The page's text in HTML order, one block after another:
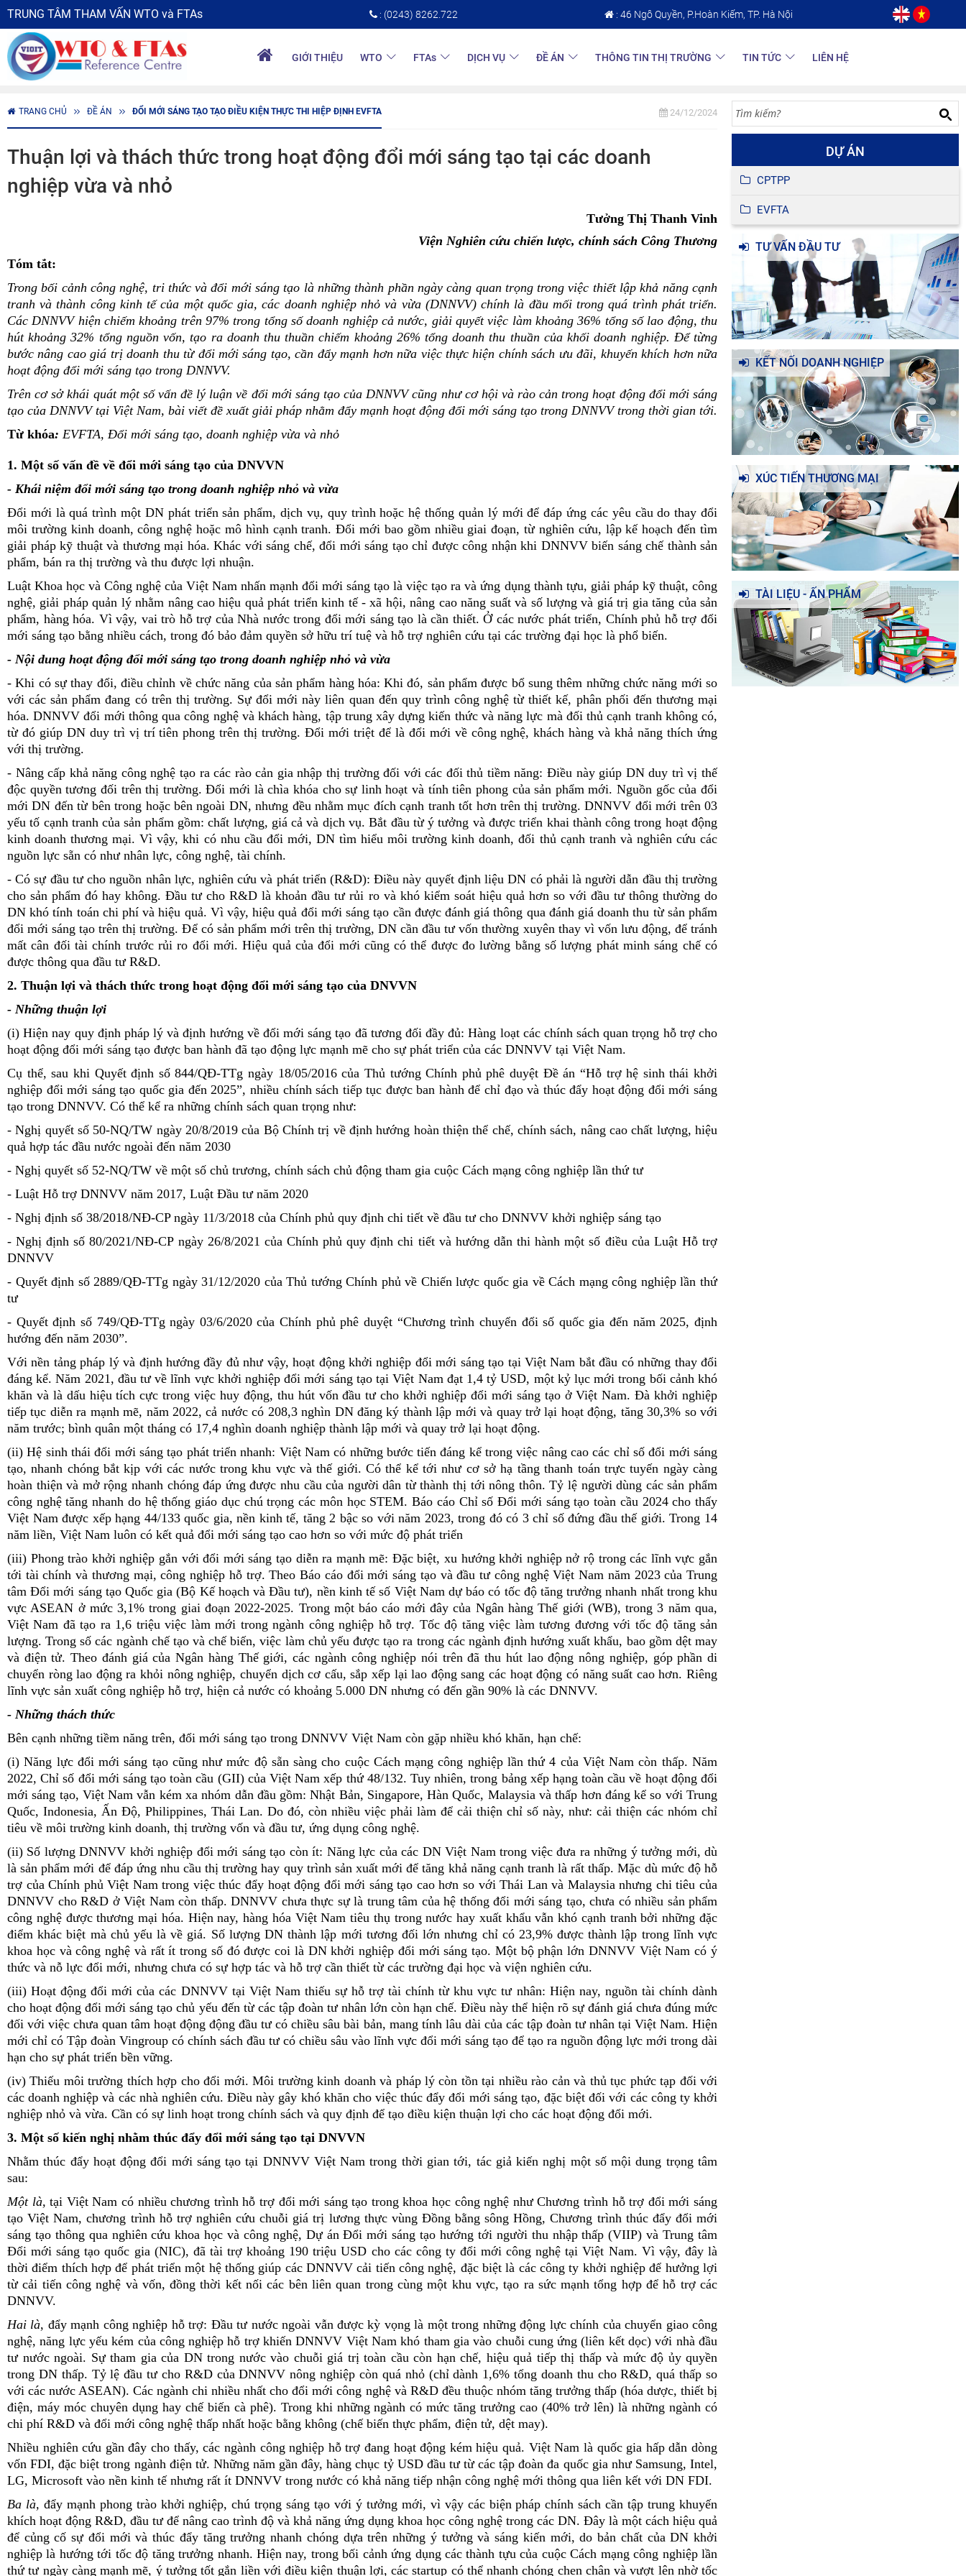
TRUNG TÂM THAM VẤN WTO và FTAs : (0243) 8262.722 : 46 Ngô Quyền, P.Hoàn Kiếm, TP. Hà Nội
GIỚI THIỆU WTO FTAs DỊCH VỤ ĐỀ ÁN THÔNG TIN THỊ TRƯỜNG TIN TỨC LIÊN HỆ
TRANG CHỦ ĐỀ ÁN ĐỔI MỚI SÁNG TẠO TẠO ĐIỀU KIỆN THỰC THI HIỆP ĐỊNH EVFTA 24/12/2024
Thuận lợi và thách thức trong hoạt động đổi mới sáng tạo tại các doanh
nghiệp vừa và nhỏ
Tưởng Thị Thanh Vinh
Viện Nghiên cứu chiến lược, chính sách Công Thương
Tóm tắt:
Trong bối cảnh công nghệ, tri thức và đổi mới sáng tạo là những thành phần ngày càng quan trọng trong việc thiết lập khả năng cạnh
tranh và thành công kinh tế của một quốc gia, các doanh nghiệp nhỏ và vừa (DNNVV) chính là đầu mối trong quá trình phát triển.
Các DNNVV hiện chiếm khoảng trên 97% trong tổng số doanh nghiệp cả nước, giải quyết việc làm khoảng 36% tổng số lao động, thu
hút khoảng 32% tổng nguồn vốn, tạo ra doanh thu thuần chiếm khoảng 26% tổng doanh thu thuần của khối doanh nghiệp. Để từng
bước nâng cao giá trị doanh thu từ đổi mới sáng tạo, cần đẩy mạnh hơn nữa việc thực hiện chính sách ưu đãi, khuyến khích hơn nữa
hoạt động đổi mới sáng tạo trong DNNVV.
Trên cơ sở khái quát một số vấn đề lý luận về đổi mới sáng tạo của DNNVV cũng như cơ hội và rào cản trong hoạt động đổi mới sáng
tạo của DNNVV tại Việt Nam, bài viết đề xuất giải pháp nhằm đẩy mạnh hoạt động đổi mới sáng tạo trong DNNVV trong thời gian tới.
Từ khóa: EVFTA, Đổi mới sáng tạo, doanh nghiệp vừa và nhỏ
1. Một số vấn đề về đổi mới sáng tạo của DNVVN
- Khái niệm đổi mới sáng tạo trong doanh nghiệp nhỏ và vừa
Đổi mới là quá trình một DN phát triển sản phẩm, dịch vụ, quy trình hoặc hệ thống quản lý mới để đáp ứng các yêu cầu do thay đổi
môi trường kinh doanh, công nghệ hoặc mô hình cạnh tranh. Đổi mới bao gồm nhiều giai đoạn, từ nghiên cứu, lập kế hoạch đến tìm
giải pháp kỹ thuật và thương mại hóa. Khác với sáng chế, đổi mới sáng tạo chỉ được công nhận khi DNNVV biến sáng chế thành sản
phẩm, bán ra thị trường và thu được lợi nhuận.
Luật Khoa học và Công nghệ của Việt Nam nhấn mạnh đổi mới sáng tạo là việc tạo ra và ứng dụng thành tựu, giải pháp kỹ thuật, công
nghệ, giải pháp quản lý nhằm nâng cao hiệu quả phát triển kinh tế - xã hội, nâng cao năng suất và số lượng và giá trị gia tăng của sản
phẩm, hàng hóa. Vì vậy, vai trò hỗ trợ của Nhà nước trong đổi mới sáng tạo là cần thiết. Ở các nước phát triển, Chính phủ hỗ trợ đổi
mới sáng tạo bằng nhiều cách, trong đó bảo đảm quyền sở hữu trí tuệ và hỗ trợ nghiên cứu tại các trường đại học là phổ biến.
- Nội dung hoạt động đổi mới sáng tạo trong doanh nghiệp nhỏ và vừa
- Khi có sự thay đổi, điều chỉnh về chức năng của sản phẩm hàng hóa: Khi đó, sản phẩm được bổ sung thêm những chức năng mới so
với các sản phẩm đang có trên thị trường. Sự đổi mới này liên quan đến quy trình công nghệ từ thiết kế, phân phối đến thương mại
hóa. DNNVV đổi mới thông qua công nghệ và khách hàng, tập trung xây dựng kiến thức và năng lực mà đối thủ cạnh tranh không có,
từ đó giúp DN duy trì vị trí tiên phong trên thị trường. Đổi mới triệt để là đổi mới về công nghệ, khách hàng và khả năng thích ứng
với thị trường.
- Nâng cấp khả năng công nghệ tạo ra các rào cản gia nhập thị trường đối với các đối thủ tiềm năng: Điều này giúp DN duy trì vị thế
độc quyền tương đối trên thị trường. Đổi mới là chìa khóa cho sự linh hoạt và tính tiên phong của sản phẩm mới. Nguồn gốc của đổi
mới DN đến từ bên trong hoặc bên ngoài DN, nhưng đều nhằm mục đích cạnh tranh tốt hơn trên thị trường. DNNVV đổi mới trên 03
yếu tố cạnh tranh của sản phẩm gồm: chất lượng, giá cả và dịch vụ. Bắt đầu từ ý tưởng và được triển khai thành công trong hoạt động
kinh doanh thương mại. Vì vậy, khi có nhu cầu đổi mới, DN tìm hiểu môi trường kinh doanh, đối thủ cạnh tranh và nghiên cứu các
nguồn lực sẵn có như nhân lực, công nghệ, tài chính.
- Có sự đầu tư cho nguồn nhân lực, nghiên cứu và phát triển (R&D): Điều này quyết định liệu DN có phải là người dẫn đầu thị trường
cho sản phẩm đó hay không. Đầu tư cho R&D là khoản đầu tư rủi ro và khó kiểm soát hiệu quả hơn so với đầu tư thông thường do
DN khó tính toán chi phí và hiệu quả. Vì vậy, hiệu quả đổi mới sáng tạo cần được đánh giá thông qua đánh giá doanh thu từ sản phẩm
đổi mới sáng tạo trên thị trường. Để có sản phẩm mới trên thị trường, DN cần đầu tư vốn thường xuyên thay vì vốn lưu động, để tránh
mất cân đối tài chính trước rủi ro đổi mới. Hiệu quả của đổi mới cũng có thể được đo lường bằng số lượng phát minh sáng chế có
được thông qua đầu tư R&D.
2. Thuận lợi và thách thức trong hoạt động đổi mới sáng tạo của DNVVN
- Những thuận lợi
(i) Hiện nay quy định pháp lý và định hướng về đổi mới sáng tạo đã tương đối đầy đủ: Hàng loạt các chính sách quan trọng hỗ trợ cho
hoạt động đổi mới sáng tạo được ban hành đã tạo động lực mạnh mẽ cho sự phát triển của các DNNVV tại Việt Nam.
Cụ thể, sau khi Quyết định số 844/QĐ-TTg ngày 18/05/2016 của Thủ tướng Chính phủ phê duyệt Đề án “Hỗ trợ hệ sinh thái khởi
nghiệp đổi mới sáng tạo quốc gia đến 2025”, nhiều chính sách tiếp tục được ban hành để chỉ đạo và thúc đẩy hoạt động đổi mới sáng
tạo trong DNNVV. Có thể kể ra những chính sách quan trọng như:
- Nghị quyết số 50-NQ/TW ngày 20/8/2019 của Bộ Chính trị về định hướng hoàn thiện thể chế, chính sách, nâng cao chất lượng, hiệu
quả hợp tác đầu nước ngoài đến năm 2030
- Nghị quyết số 52-NQ/TW về một số chủ trương, chính sách chủ động tham gia cuộc Cách mạng công nghiệp lần thứ tư
- Luật Hỗ trợ DNNVV năm 2017, Luật Đầu tư năm 2020
- Nghị định số 38/2018/NĐ-CP ngày 11/3/2018 của Chính phủ quy định chi tiết về đầu tư cho DNNVV khởi nghiệp sáng tạo
- Nghị định số 80/2021/NĐ-CP ngày 26/8/2021 của Chính phủ quy định chi tiết và hướng dẫn thi hành một số điều của Luật Hỗ trợ
DNNVV
- Quyết định số 2889/QĐ-TTg ngày 31/12/2020 của Thủ tướng Chính phủ về Chiến lược quốc gia về Cách mạng công nghiệp lần thứ
tư
- Quyết định số 749/QĐ-TTg ngày 03/6/2020 của Chính phủ phê duyệt “Chương trình chuyển đổi số quốc gia đến năm 2025, định
hướng đến năm 2030”.
Với nền tảng pháp lý và định hướng đầy đủ như vậy, hoạt động khởi nghiệp đổi mới sáng tạo tại Việt Nam bắt đầu có những thay đổi
đáng kể. Năm 2021, đầu tư về lĩnh vực khởi nghiệp đổi mới sáng tạo tại Việt Nam đạt 1,4 tỷ USD, một kỷ lục mới trong bối cảnh khó
khăn và là dấu hiệu tích cực trong việc huy động, thu hút vốn đầu tư cho khởi nghiệp đổi mới sáng tạo ở Việt Nam. Đà khởi nghiệp
tiếp tục diễn ra mạnh mẽ, năm 2022, cả nước có 208,3 nghìn DN đăng ký thành lập mới và quay trở lại hoạt động, tăng 30,3% so với
năm trước; bình quân một tháng có 17,4 nghìn doanh nghiệp thành lập mới và quay trở lại hoạt động.
(ii) Hệ sinh thái đổi mới sáng tạo phát triển nhanh: Việt Nam có những bước tiến đáng kể trong việc nâng cao các chỉ số đổi mới sáng
tạo, nhanh chóng bắt kịp với các nước trong khu vực và thế giới. Có thể kể tới như cơ sở hạ tầng thanh toán trực tuyến ngày càng
hoàn thiện và mở rộng nhanh chóng đáp ứng được nhu cầu của người dân từ thành thị tới nông thôn. Tỷ lệ người dùng các sản phẩm
công nghệ tăng nhanh do hệ thống giáo dục chú trọng các môn học STEM. Báo cáo Chỉ số Đổi mới sáng tạo toàn cầu 2024 cho thấy
Việt Nam được xếp hạng 44/133 quốc gia, nền kinh tế, tăng 2 bậc so với năm 2023, trong đó có 3 chỉ số đứng đầu thế giới. Trong 14
năm liền, Việt Nam luôn có kết quả đổi mới sáng tạo cao hơn so với mức độ phát triển
(iii) Phong trào khởi nghiệp gắn với đổi mới sáng tạo diễn ra mạnh mẽ: Đặc biệt, xu hướng khởi nghiệp nở rộ trong các lĩnh vực gắn
tới tài chính và thương mại, công nghiệp hỗ trợ. Theo Báo cáo đổi mới sáng tạo và đầu tư công nghệ Việt Nam năm 2023 của Trung
tâm Đổi mới sáng tạo Quốc gia (Bộ Kế hoạch và Đầu tư), nền kinh tế số Việt Nam dự báo có tốc độ tăng trưởng nhanh nhất trong khu
vực ASEAN ở mức 3,1% trong giai đoạn 2022-2025. Trong một báo cáo mới đây của Ngân hàng Thế giới (WB), trong 3 năm qua,
Việt Nam đã tạo ra 1,6 triệu việc làm mới trong ngành công nghiệp hỗ trợ. Tốc độ tăng việc làm tương đương với tốc độ tăng sản
lượng. Trong số các ngành chế tạo và chế biến, việc làm chủ yếu được tạo ra trong các ngành định hướng xuất khẩu, bao gồm dệt may
và điện tử. Theo đánh giá của Ngân hàng Thế giới, các ngành công nghiệp nói trên đã thu hút lao động nông nghiệp, góp phần di
chuyển ròng lao động ra khỏi nông nghiệp, chuyển dịch cơ cấu, sắp xếp lại lao động sang các hoạt động có năng suất cao hơn. Riêng
lĩnh vực sản xuất công nghiệp hỗ trợ, hiện cả nước có khoảng 5.000 DN nhưng có đến gần 90% là các DNNVV.
- Những thách thức
Bên cạnh những tiềm năng trên, đổi mới sáng tạo trong DNNVV Việt Nam còn gặp nhiều khó khăn, hạn chế:
(i) Năng lực đổi mới sáng tạo cũng như mức độ sẵn sàng cho cuộc Cách mạng công nghiệp lần thứ 4 của Việt Nam còn thấp. Năm
2022, Chỉ số đổi mới sáng tạo toàn cầu (GII) của Việt Nam xếp thứ 48/132. Tuy nhiên, trong bảng xếp hạng toàn cầu về hoạt động đổi
mới sáng tạo, Việt Nam vẫn kém xa nhóm dẫn đầu gồm: Nhật Bản, Singapore, Hàn Quốc, Malaysia và thấp hơn đáng kể so với Trung
Quốc, Indonesia, Ấn Độ, Philippines, Thái Lan. Do đó, còn nhiều việc phải làm để cải thiện chỉ số này, như: cải thiện các nhóm chỉ
tiêu về môi trường kinh doanh, thị trường vốn và đầu tư, ứng dụng công nghệ.
(ii) Số lượng DNNVV khởi nghiệp đổi mới sáng tạo còn ít: Năng lực của các DN Việt Nam trong việc đưa ra những ý tưởng mới, dù
là sản phẩm mới để đáp ứng nhu cầu thị trường hay quy trình sản xuất mới để tăng khả năng cạnh tranh là rất thấp. Mặc dù mức độ hỗ
trợ của Chính phủ Việt Nam trong việc thúc đẩy hoạt động đổi mới sáng tạo cao hơn so với Thái Lan và Malaysia nhưng chi tiêu của
DNNVV cho R&D ở Việt Nam còn thấp. DNNVV chưa thực sự là trung tâm của hệ thống đổi mới sáng tạo, chưa có nhiều sản phẩm
công nghệ được thương mại hóa. Hiện nay, hàng hóa Việt Nam tiêu thụ trong nước hay xuất khẩu vẫn khó cạnh tranh bởi những đặc
điểm khác biệt mà chủ yếu là về giá. Số lượng DN thành lập mới tương đối lớn nhưng chỉ có 23,9% được thành lập trong lĩnh vực
khoa học và công nghệ và rất ít trong số đó được coi là DN khởi nghiệp đổi mới sáng tạo. Một bộ phận lớn DNNVV Việt Nam có ý
thức và nỗ lực đổi mới, nhưng chưa có sự hợp tác và hỗ trợ cần thiết từ các trường đại học và viện nghiên cứu.
(iii) Hoạt động đổi mới của các DNNVV tại Việt Nam thiếu sự hỗ trợ tài chính từ khu vực tư nhân: Hiện nay, nguồn tài chính dành
cho hoạt động đổi mới sáng tạo chủ yếu đến từ các tập đoàn tư nhân lớn còn hạn chế. Điều này thể hiện rõ sự đánh giá chưa đúng mức
đối với việc chưa quan tâm hoạt động động đầu tư có chiều sâu bài bản, mang tính lâu dài của các tập đoàn tư nhân tại Việt Nam. Hiện
mới chỉ có Tập đoàn Vingroup có chính sách đầu tư có chiều sâu vào lĩnh vực đổi mới sáng tạo để tạo ra nguồn động lực mới trong dài
hạn cho sự phát triển bền vững.
(iv) Thiếu môi trường thích hợp cho đổi mới. Môi trường kinh doanh và pháp lý còn tồn tại nhiều rào cản và thủ tục phức tạp đối với
các doanh nghiệp và các nhà nghiên cứu. Điều này gây khó khăn cho việc thúc đẩy đổi mới sáng tạo, đặc biệt đối với các công ty khởi
nghiệp nhỏ và vừa. Cần có sự linh hoạt trong chính sách và quy định để tạo điều kiện thuận lợi cho các hoạt động đổi mới.
3. Một số kiến nghị nhằm thúc đẩy đổi mới sáng tạo tại DNVVN
Nhằm thúc đẩy hoạt động đổi mới sáng tạo tại DNNVV Việt Nam trong thời gian tới, tác giả kiến nghị một số mội dung trọng tâm
sau:
Một là, tại Việt Nam có nhiều chương trình hỗ trợ đổi mới sáng tạo trong khoa học công nghệ như Chương trình hỗ trợ đổi mới sáng
tạo Việt Nam, chương trình hỗ trợ nghiên cứu chuỗi giá trị lương thực vùng Đồng bằng sông Hồng, Chương trình thúc đẩy đổi mới
sáng tạo thông qua nghiên cứu khoa học và công nghệ, Dự án Đổi mới sáng tạo hướng tới người thu nhập thấp (VIIP) và Trung tâm
Đổi mới sáng tạo quốc gia (NIC), đã tài trợ khoảng 190 triệu USD cho các công ty đổi mới công nghệ tại Việt Nam. Vì vậy, đây là
thời điểm thích hợp để phát triển một hệ thống giúp các DNNVV cải tiến công nghệ, đặc biệt là các công ty khởi nghiệp để hưởng lợi
từ cải tiến công nghệ và vốn, đồng thời kết nối các bên liên quan trong cùng một khu vực, tạo ra sức mạnh tổng hợp để hỗ trợ các
DNNVV.
Hai là, đẩy mạnh công nghiệp hỗ trợ: Đầu tư nước ngoài vẫn được kỳ vọng là một trong những động lực chính của chuyển giao công
nghệ, năng lực yếu kém của công nghiệp hỗ trợ khiến DNNVV Việt Nam khó tham gia vào chuỗi cung ứng (liên kết dọc) với nhà đầu
tư nước ngoài. Sự tham gia của DN trong nước vào chuỗi giá trị toàn cầu còn hạn chế, hiệu quả tiếp thị thấp và mức độ ủy quyền
trong DN thấp. Tỷ lệ đầu tư cho R&D của DNNVV nông nghiệp còn quá nhỏ (chỉ dành 1,6% tổng doanh thu cho R&D, quá thấp so
với các nước ASEAN). Các ngành chi nhiều nhất cho đổi mới công nghệ và R&D đều thuộc nhóm tăng trưởng thấp (hóa dược, thiết bị
điện, máy móc chuyên dụng hay chế biến cà phê). Trong khi những ngành có mức tăng trưởng cao (40% trở lên) là những ngành có
chi phí R&D và đổi mới công nghệ thấp nhất hoặc bằng không (chế biến thực phẩm, điện tử, dệt may).
Nhiều nghiên cứu gần đây cho thấy, các ngành công nghiệp hỗ trợ đang hoạt động kém hiệu quả. Việt Nam là quốc gia hấp dẫn dòng
vốn FDI, đặc biệt trong ngành điện tử. Những năm gần đây, hàng chục tỷ USD đầu tư từ các tập đoàn đa quốc gia như Samsung, Intel,
LG, Microsoft vào nền kinh tế nhưng rất ít DNNVV trong nước có khả năng tiếp nhận công nghệ mới thông qua liên kết với DN FDI.
Ba là, đẩy mạnh phong trào khởi nghiệp, chú trọng sáng tạo với ý tưởng mới, vì vậy các biện pháp chính sách cần tập trung khuyến
khích hoạt động R&D, đầu tư để nâng cao trình độ và khả năng ứng dụng khoa học công nghệ trong các DN. Đây là một cách hiệu quả
để củng cố sự đổi mới và thúc đẩy tăng trưởng nhanh chóng dựa trên những ý tưởng và sáng kiến mới, do bản chất của DN khởi
nghiệp là hướng tới tốc độ tăng trưởng nhanh. Hiện nay, trong bối cảnh ứng dụng các thành tựu của cuộc Cách mạng công nghiệp lần
thứ tư ngày càng mạnh mẽ, ý tưởng tốt gắn liền với điều kiện thuận lợi, các startup có thể nhanh chóng chen chân và vượt lên nhờ tốc
DỰ ÁN
CPTPP
EVFTA
TƯ VẤN ĐẦU TƯ
KẾT NỐI DOANH NGHIỆP
XÚC TIẾN THƯƠNG MẠI
TÀI LIỆU - ẤN PHẨM